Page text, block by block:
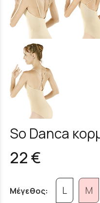
So Danca
22 €
Μέγεθος: L M